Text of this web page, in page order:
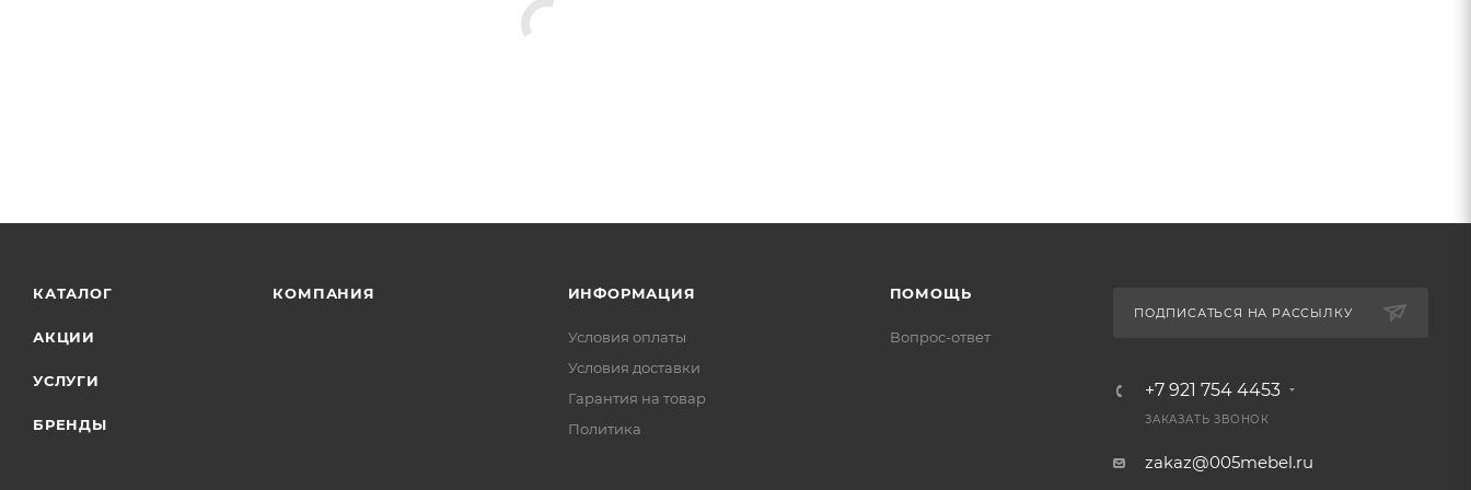
КАТАЛОГ
АКЦИИ
УСЛУГИ
БРЕНДЫ
КОМПАНИЯ ИНФОРМАЦИЯ
Условия оплаты
Условия доставки
Гарантия на товар
Политика
ПОМОЩЬ
Вопрос-ответ
ПОДПИСАТЬСЯ НА РАССЫЛКУ
+7 921 754 4453
ЗАКАЗАТЬ ЗВОНОК
zakaz@005mebel.ru